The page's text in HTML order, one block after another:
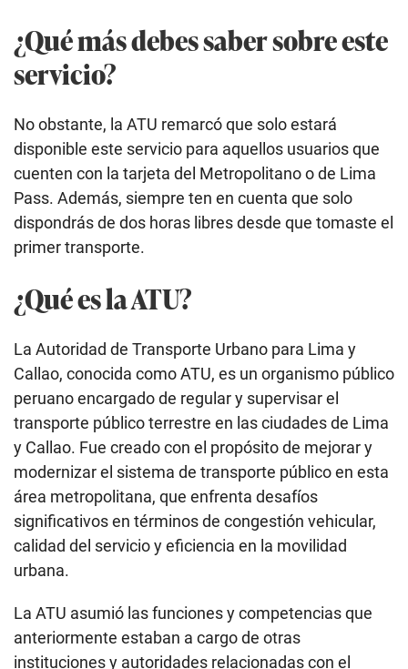
¿Qué más debes saber sobre este
servicio?
No obstante, la ATU remarcó que solo estará
disponible este servicio para aquellos usuarios que
cuenten con la tarjeta del Metropolitano o de Lima
Pass. Además, siempre ten en cuenta que solo
dispondrás de dos horas libres desde que tomaste el
primer transporte.
¿Qué es la ATU?
La Autoridad de Transporte Urbano para Lima y
Callao, conocida como ATU, es un organismo público
peruano encargado de regular y supervisar el
transporte público terrestre en las ciudades de Lima
y Callao. Fue creado con el propósito de mejorar y
modernizar el sistema de transporte público en esta
área metropolitana, que enfrenta desafíos
significativos en términos de congestión vehicular,
calidad del servicio y eficiencia en la movilidad
urbana.
La ATU asumió las funciones y competencias que
anteriormente estaban a cargo de otras
instituciones y autoridades relacionadas con el